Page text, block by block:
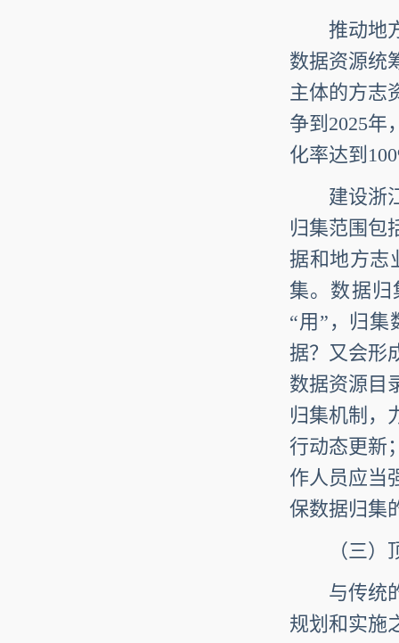
推动地方
数据资源统
主体的方志
争到2025年
化率达到
建设浙江
归集范围包
据和地方志
集。数据
“用”，归集
据？又会形
数据资源目
归集机制，
行动态更新
作人员应当
保数据归集
（三）顶
与传统的
规划和实施